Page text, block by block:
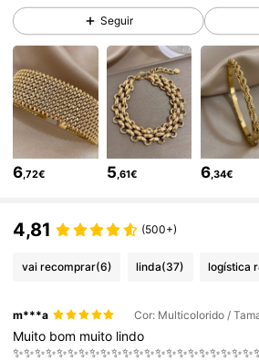
167K Seguidores
4,90 167K Seguidores
4,90 167K Seguidores
4,90 167K Seguidores
4,90 167K Seguidores
Seguir
6 ,72€ 5 ,61€ 6,34€
4,81 (500+)
vai recomprar(6) linda(37) logística
m***a Cor: Multicolorido /
Muito bom muito lindo